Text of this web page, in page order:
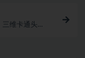
维卡通头像